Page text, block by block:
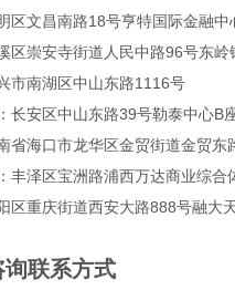
区文昌南路18号亨特国际金融中
区崇安寺街道人民中路96号东
市南湖区中山东路1116号
长安区中山东路39号勒泰中心B
省海口市龙华区金贸街道金贸东
丰泽区宝洲路浦西万达商业综
区重庆街道西安大路888号融大
联系方式